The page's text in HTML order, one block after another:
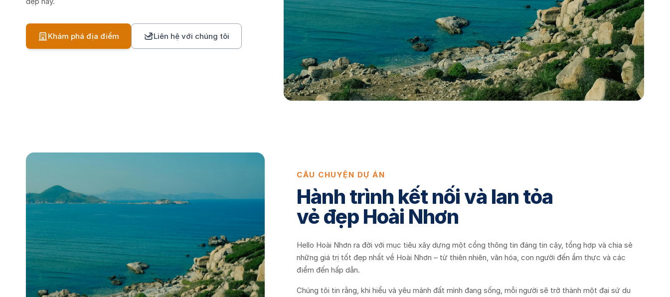
Khám phá địa điểm Liên hệ với chúng tôi
CÂU CHUYỆN DỰ ÁN
Hành trình kết nối và lan tỏa
vẻ đẹp Hoài Nhơn
Hello Hoài Nhơn ra đời với mục tiêu xây dựng một cổng thông tin đáng tin cậy, tổng hợp và chia sẻ
những giá trị tốt đẹp nhất về Hoài Nhơn – từ thiên nhiên, văn hóa, con người đến ẩm thực và các
điểm đến hấp dẫn.
Chúng tôi tin rằng, khi hiểu và yêu mảnh đất mình đang sống, mỗi người sẽ trở thành một đại sứ du